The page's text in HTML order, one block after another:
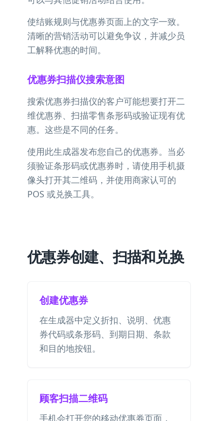
使结账规则与优惠券页面上的文字一致。
清晰的营销活动可以避免争议，并减少员
工解释优惠的时间。
优惠券扫描仪搜索意图
搜索优惠券扫描仪的客户可能想要打开二
维优惠券、扫描零售条形码或验证现有优
惠。这些是不同的任务。
使用此生成器发布您自己的优惠券。当必
须验证条形码或优惠券时，请使用手机摄
像头打开其二维码，并使用商家认可的
POS 或兑换工具。
优惠券创建、扫描和兑换
创建优惠券
在生成器中定义折扣、说明、优惠
券代码或条形码、到期日期、条款
和目的地按钮。
顾客扫描二维码
手机会打开您的移动优惠券页面，